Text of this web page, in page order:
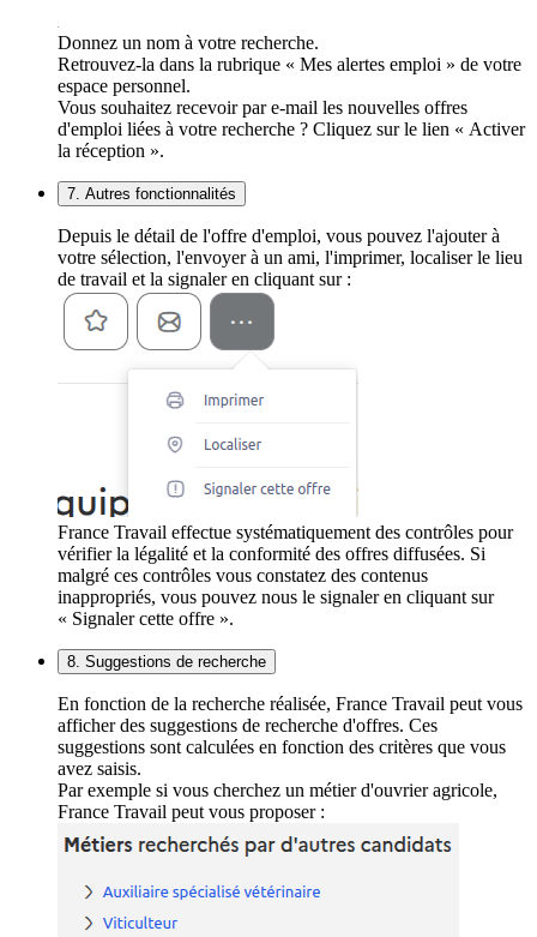
Donnez un nom à votre recherche.
Retrouvez-la dans la rubrique « Mes alertes emploi » de votre
espace personnel.
Vous souhaitez recevoir par e-mail les nouvelles offres
d'emploi liées à votre recherche ? Cliquez sur le lien « Activer
la réception ».
7. Autres fonctionnalités
Depuis le détail de l'offre d'emploi, vous pouvez l'ajouter à
votre sélection, l'envoyer à un ami, l'imprimer, localiser le lieu
de travail et la signaler en cliquant sur :
France Travail effectue systématiquement des contrôles pour
vérifier la légalité et la conformité des offres diffusées. Si
malgré ces contrôles vous constatez des contenus
inappropriés, vous pouvez nous le signaler en cliquant sur
« Signaler cette offre ».
8. Suggestions de recherche
En fonction de la recherche réalisée, France Travail peut vous
afficher des suggestions de recherche d'offres. Ces
suggestions sont calculées en fonction des critères que vous
avez saisis.
Par exemple si vous cherchez un métier d'ouvrier agricole,
France Travail peut vous proposer :